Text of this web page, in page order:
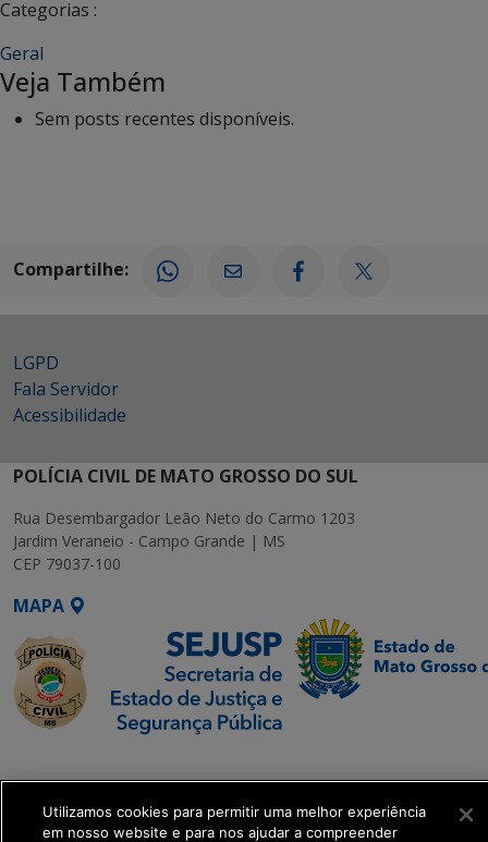
Categorias :
Geral
Veja Também
Sem posts recentes disponíveis.
Compartilhe:
LGPD
Fala Servidor
Acessibilidade
POLÍCIA CIVIL DE MATO GROSSO DO SUL
Rua Desembargador Leão Neto do Carmo 1203
Jardim Veraneio - Campo Grande | MS
CEP 79037-100
MAPA
Executiva de
Transformação Digital
Utilizamos cookies para permitir uma melhor experiência
em nosso website e para nos ajudar a compreender